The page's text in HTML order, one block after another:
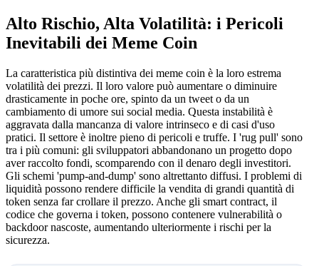
Alto Rischio, Alta Volatilità: i Pericoli
Inevitabili dei Meme Coin
La caratteristica più distintiva dei meme coin è la loro estrema
volatilità dei prezzi. Il loro valore può aumentare o diminuire
drasticamente in poche ore, spinto da un tweet o da un
cambiamento di umore sui social media. Questa instabilità è
aggravata dalla mancanza di valore intrinseco e di casi d'uso
pratici. Il settore è inoltre pieno di pericoli e truffe. I 'rug pull' sono
tra i più comuni: gli sviluppatori abbandonano un progetto dopo
aver raccolto fondi, scomparendo con il denaro degli investitori.
Gli schemi 'pump-and-dump' sono altrettanto diffusi. I problemi di
liquidità possono rendere difficile la vendita di grandi quantità di
token senza far crollare il prezzo. Anche gli smart contract, il
codice che governa i token, possono contenere vulnerabilità o
backdoor nascoste, aumentando ulteriormente i rischi per la
sicurezza.